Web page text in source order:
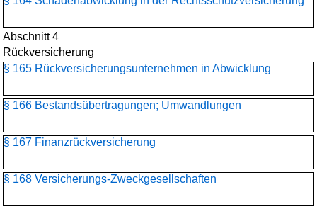
Abschnitt 4
Rückversicherung
§ 165 Rückversicherungs­unternehmen in Abwicklung
§ 166 Bestandsübertragungen; Umwandlungen
§ 167 Finanzrückversicherung
§ 168 Versicherungs-Zweckgesellschaften